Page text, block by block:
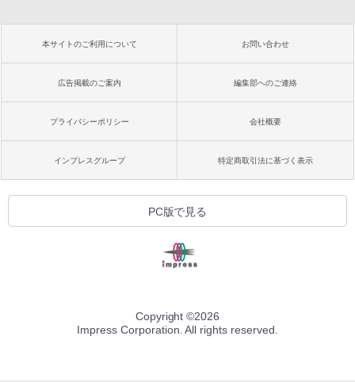
本サイトのご利用について お問い合わせ
広告掲載のご案内 編集部へのご連絡
プライバシーポリシー 会社概要
インプレスグループ 特定商取引法に基づく表示
PC版で見る
Copyright ©2026
Impress Corporation. All rights reserved.